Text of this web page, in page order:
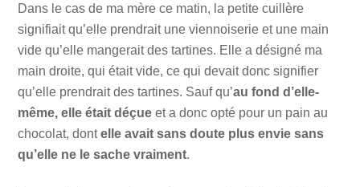
Dans le cas de ma mère ce matin, la petite cuillère
signifiait qu’elle prendrait une viennoiserie et une main
vide qu’elle mangerait des tartines. Elle a désigné ma
main droite, qui était vide, ce qui devait donc signifier
qu’elle prendrait des tartines. Sauf qu’au fond d’elle-
même, elle était déçue et a donc opté pour un pain au
chocolat, dontelle avait sans doute plus envie sans
qu’elle ne le sache vraiment.